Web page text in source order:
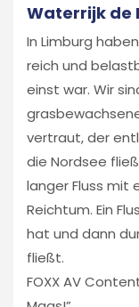
Waterrijk de
In Limburg
reich und
einst war. Wir
vertraut, der
die Nordsee
langer Fluss mit
Reichtum. Ein
hat und dann
fließt.
FOXX AV